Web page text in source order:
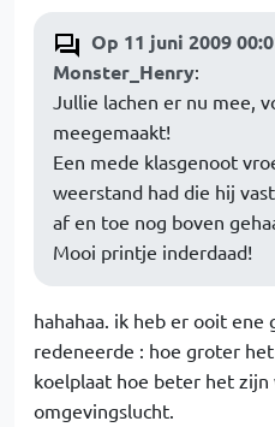
Op 11 juni 2009
Monster_Henry:
Jullie lachen er nu mee,
meegemaakt!
Een mede klasgenoot
weerstand had die hij
af en toe nog boven
Mooi printje inderdaad!
hahahaa. ik heb er ooit ene
redeneerde : hoe groter
koelplaat hoe beter het
omgevingslucht.